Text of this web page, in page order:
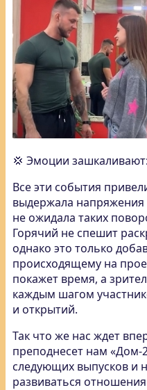
💢 Эмоции
Все эти события
выдержала напряжения
не ожидала таких
Горячий не спешит
однако это только
происходящему на
покажет время, а
каждым шагом
и открытий.
Так что же нас ждет
преподнесет нам «Дом-
следующих выпусков и
развиваться